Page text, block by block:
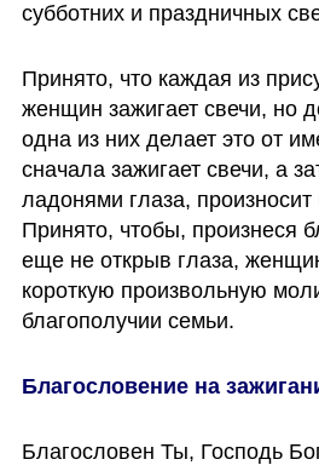
субботних и праздничных
Принято, что каждая из
женщин зажигает свечи, но
одна из них делает это от
сначала зажигает свечи, а
ладонями глаза, произносит
Принято, чтобы, произнеся
еще не открыв глаза,
короткую произвольную
благополучии семьи.
Благословение на
Благословен Ты, Господь